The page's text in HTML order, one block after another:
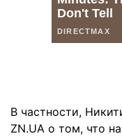
В частности,
ZN.UA о том, что